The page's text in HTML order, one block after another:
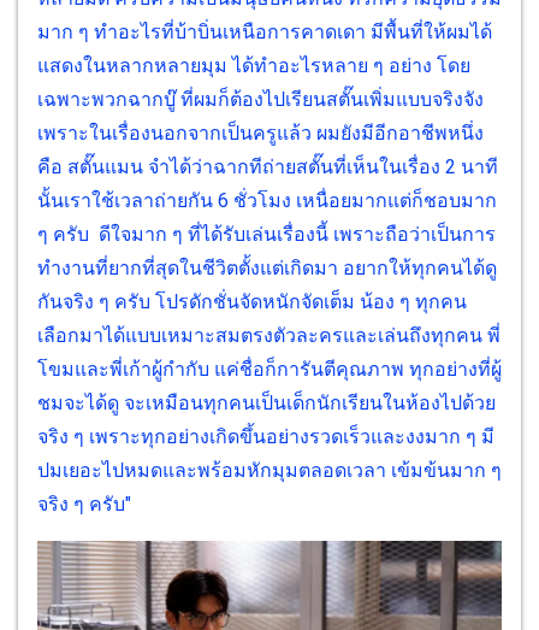
มาก ๆ ทำอะไรที่บ้าบิ่นเหนือการคาดเดา มีพื้นที่ให้ผมได้
แสดงในหลากหลายมุม ได้ทำอะไรหลาย ๆ อย่าง โดย
เฉพาะพวกฉากบู๊ ที่ผมก็ต้องไปเรียนสตั๊นเพิ่มแบบจริงจัง
เพราะในเรื่องนอกจากเป็นครูแล้ว ผมยังมีอีกอาชีพหนึ่ง
คือ สตั๊นแมน จำได้ว่าฉากทีถ่ายสตั๊นที่เห็นในเรื่อง 2 นาที
นั้นเราใช้เวลาถ่ายกัน 6 ชั่วโมง เหนื่อยมากแต่ก็ชอบมาก
ๆ ครับ ดีใจมาก ๆ ที่ได้รับเล่นเรื่องนี้ เพราะถือว่าเป็นการ
ทำงานที่ยากที่สุดในชีวิตตั้งแต่เกิดมา อยากให้ทุกคนได้ดู
กันจริง ๆ ครับ โปรดักชั่นจัดหนักจัดเต็ม น้อง ๆ ทุกคน
เลือกมาได้แบบเหมาะสมตรงตัวละครและเล่นถึงทุกคน พี่
โขมและพี่เก้าผู้กำกับ แค่ชื่อก็การันตีคุณภาพ ทุกอย่างที่ผู้
ชมจะได้ดู จะเหมือนทุกคนเป็นเด็กนักเรียนในห้องไปด้วย
จริง ๆ เพราะทุกอย่างเกิดขึ้นอย่างรวดเร็วและงงมาก ๆ มี
ปมเยอะไปหมดและพร้อมหักมุมตลอดเวลา เข้มข้นมาก ๆ
จริง ๆ ครับ"